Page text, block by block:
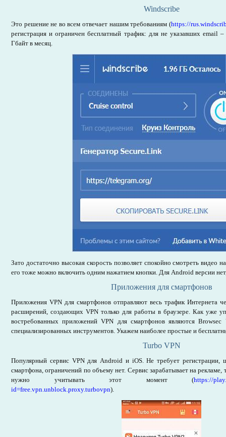
Windscribe
Это решение не во всем отвечает нашим требованиям (https://
регистрация и ограничен бесплатный трафик: для не указавших email
Гбайт в месяц.
Зато достаточно высокая скорость позволяет спокойно смотреть видео
его тоже можно включить одним нажатием кнопки. Для Android версии
Приложения для смартфонов
Приложения VPN для смартфонов отправляют весь трафик Интернета
расширений, создающих VPN только для работы в браузере. Как уже
востребованных приложений VPN для смартфонов являются
специализированных инструментов. Укажем наиболее простые и
Turbo VPN
Популярный сервис VPN для Android и iOS. Не требует регистрации,
смартфона, ограничений по объему нет. Сервис зарабатывает на рекламе,
нужно учитывать этот момент (https://
id=free.vpn.unblock.proxy.turbovpn).